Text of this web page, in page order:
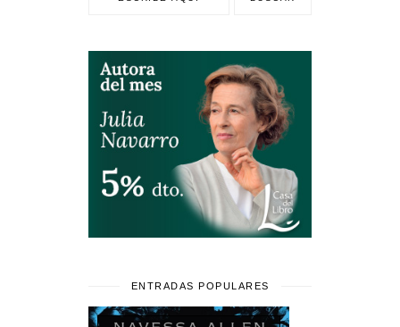
ENTRADAS POPULARES